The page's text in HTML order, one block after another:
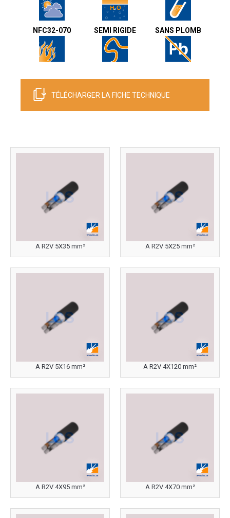
NFC32-070 SEMI RIGIDE SANS PLOMB
TÉLÉCHARGER LA FICHE TECHNIQUE
A R2V 5X35 mm² A R2V 5X25 mm²
A R2V 5X16 mm² A R2V 4X120 mm²
A R2V 4X95 mm² A R2V 4X70 mm²